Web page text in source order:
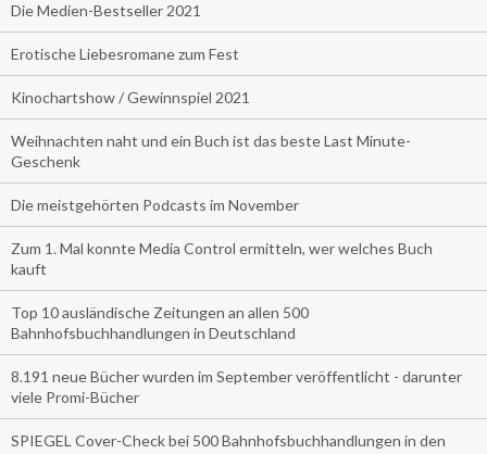
Die Medien-Bestseller 2021
Erotische Liebesromane zum Fest
Kinochartshow / Gewinnspiel 2021
Weihnachten naht und ein Buch ist das beste Last Minute-
Geschenk
Die meistgehörten Podcasts im November
Zum 1. Mal konnte Media Control ermitteln, wer welches Buch
kauft
Top 10 ausländische Zeitungen an allen 500
Bahnhofsbuchhandlungen in Deutschland
8.191 neue Bücher wurden im September veröffentlicht - darunter
viele Promi-Bücher
SPIEGEL Cover-Check bei 500 Bahnhofsbuchhandlungen in den